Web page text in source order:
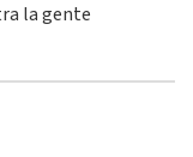
la gente